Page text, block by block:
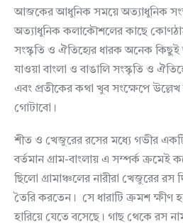
আজকের আধুনিক সময়ে অত্যাধুনিক
অত্যাধুনিক কলাকৌশলের কাছে
সংস্কৃতি ও ঐতিহ্যের ধারক অনেক কিছুই
যাওয়া বাংলা ও বাঙালি সংস্কৃতি ও
এবং প্রতীকের কথা খুব সংক্ষেপে
গোটাবো।
শীত ও খেজুরের রসের মধ্যে গভীর
বর্তমান গ্রাম-বাংলায় এ সম্পর্ক ক্রমেই
ছিলো গ্রামাঞ্চলের নারীরা খেজুরের রস
তৈরি করতেন। সে ধারাটি ক্রমশ ক্ষীণ
হারিয়ে যেতে বসেছে। গাছ থেকে রস